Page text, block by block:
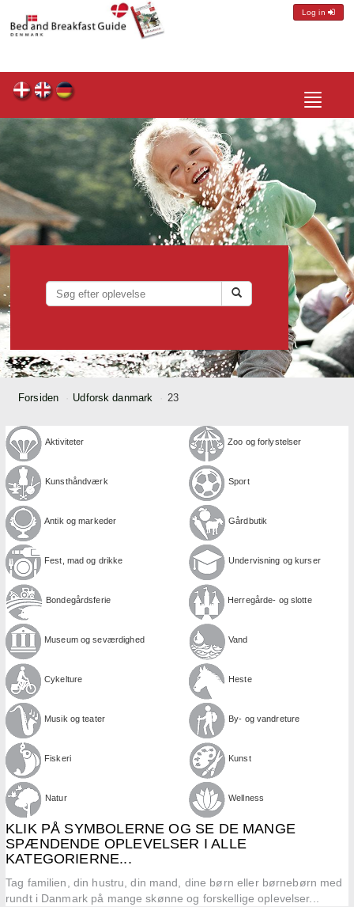
Log in
Toggle
Forsiden Udforsk danmark 23
Aktiviteter Zoo og forlystelser
Kunst­håndværk Sport
Antik og markeder Gårdbutik
Fest, mad og drikke Under­visning og kurser
Bondegårds­ferie Herregårde- og slotte
Museum og seværdighed Vand
Cykel­ture Heste
Musik og teater By- og vandre­ture
Fiskeri Kunst
Natur Wellness
KLIK PÅ SYMBOLERNE OG SE DE MANGE
SPÆNDENDE OPLEVELSER I ALLE
KATEGORIERNE...
Tag familien, din hustru, din mand, dine børn eller børnebørn med
rundt i Danmark på mange skønne og forskellige oplevelser...